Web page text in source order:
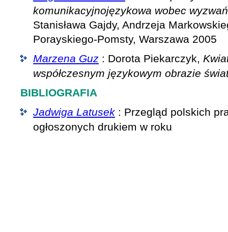
komunikacyjnojęzykowa wobec
Stanisława Gajdy, Andrzeja
Porayskiego-Pomsty, Warszawa 2005
Marzena Guz : Dorota Piekarczyk,
współczesnym językowym obrazie
BIBLIOGRAFIA
Jadwiga Latusek : Przegląd polskich
ogłoszonych drukiem w roku